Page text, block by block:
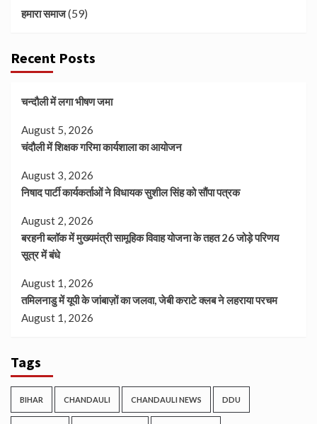
हमारा समाज(59)
Recent Posts
चन्दौली में लगा भीषण जमा
August 5, 2026
चंदौली में शिक्षक गरिमा कार्यशाला का आयोजन
August 3, 2026
निषाद पार्टी कार्यकर्ताओं ने विधायक सुशील सिंह को सौंपा पत्रक
August 2, 2026
बरहनी ब्लॉक में मुख्यमंत्री सामूहिक विवाह योजना के तहत 26 जोड़े परिणय
सूत्र में बंधे
August 1, 2026
तमिलनाडु में यूपी के जांबाज़ों का जलवा, जेबी कराटे क्लब ने लहराया परचम
August 1, 2026
Tags
BIHAR CHANDAULI CHANDAULI NEWS DDU